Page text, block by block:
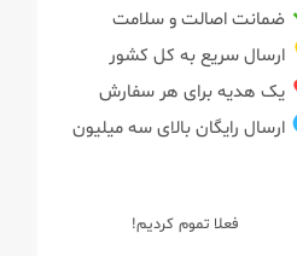
ضمانت اصالت و سلامت
ارسال سریع به کل کشور
یک هدیه برای هر سفارش
ارسال رایگان بالای سه میلیون
فعلا تموم کردیم!